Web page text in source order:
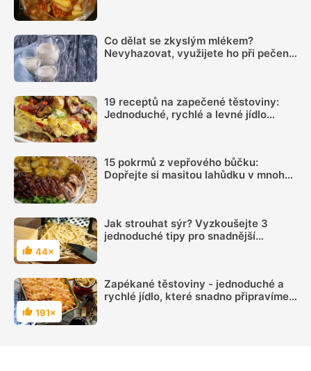
Co dělat se zkyslým mlékem?
Nevyhazovat, využijete ho při pečení i
19 receptů na zapečené těstoviny:
Jednoduché, rychlé a levné jídlo
15 pokrmů z vepřového bůčku:
Dopřejte si masitou lahůdku v mnoha
Hodnocení
44×
Jak strouhat sýr? Vyzkoušejte 3
jednoduché tipy pro snadnější
Hodnocení
191×
Zapékané těstoviny - jednoduché a
rychlé jídlo, které snadno připravíme